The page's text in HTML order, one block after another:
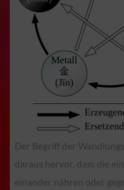
Der Begriff der
daraus hervor, dass die
einander nähren oder